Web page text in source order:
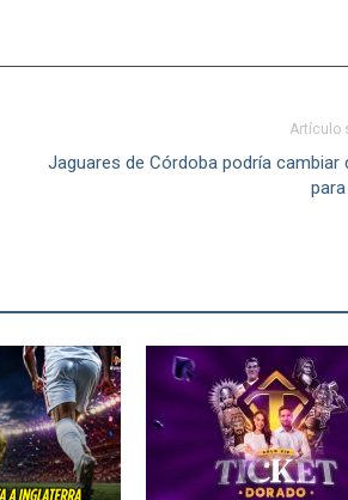
Artículo
Jaguares de Córdoba podría cambiar